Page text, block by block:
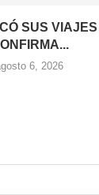
SUS
6, 2026